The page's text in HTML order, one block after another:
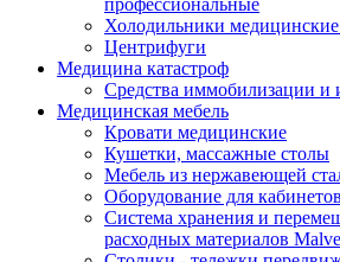
профессиональные
Холодильники
Центрифуги
Медицина катастроф
Средства иммобилизации и
Медицинская мебель
Кровати медицинские
Кушетки, массажные столы
Мебель из нержавеющей
Оборудование для
Система хранения и
расходных материалов